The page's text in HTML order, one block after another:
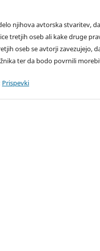
njihova avtorska stvaritev,
tretjih oseb ali kake druge
oseb se avtorji zavezujejo,
ter da bodo povrnili
Prispevki